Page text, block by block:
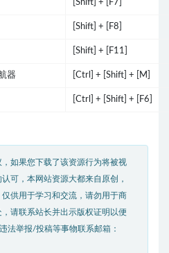
[Shift] + [F7]
[Shift] + [F8]
[Shift] + [F11]
器 [Ctrl] + [Shift] + [M]
[Ctrl] + [Shift] + [F6]
如果您下载了该资源行为将被视
可，本网站资源大都来自原创，
供用于学习和交流，请勿用于商
请联系站长并出示版权证明以便
法举报/投稿等事物联系邮箱：